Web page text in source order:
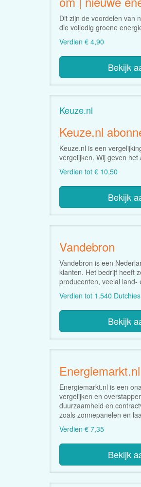
Dit zijn de voordelen van
die volledig groene
Verdien € 4,90
Bekijk
Keuze.nl
Keuze.nl
Keuze.nl is een
vergelijken. Wij geven
Verdien tot € 10,50
Bekijk
Vandebron
Vandebron is een
klanten. Het bedrijf heeft
producenten, veelal land-
Verdien tot 1.540 Dutchies
Bekijk
Energiemarkt.nl
Energiemarkt.nl is een
vergelijken en
duurzaamheid en
zoals zonnepanelen en
Verdien € 7,35
Bekijk